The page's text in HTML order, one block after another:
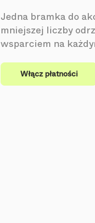
Jedna bramka do
mniejszej liczby
wsparciem na
Włącz płatności